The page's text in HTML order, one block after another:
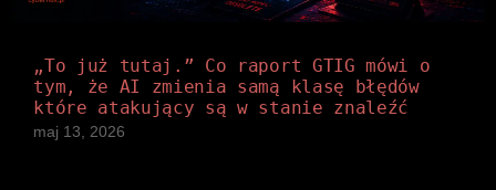
„To już tutaj.” Co raport GTIG mówi o
tym, że AI zmienia samą klasę błędów
które atakujący są w stanie znaleźć
maj 13, 2026